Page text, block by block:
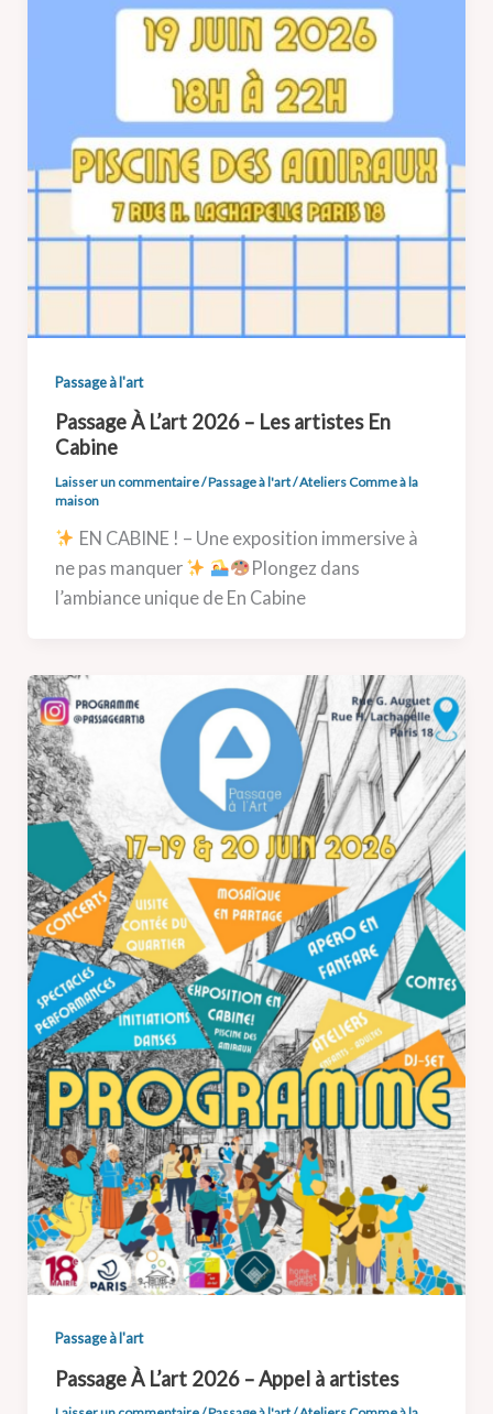
Passage à l'art
Passage À L’art 2026 – Les artistes En
Cabine
Laisser un commentaire/Passage à l'art/Ateliers Comme à la
maison
EN CABINE ! – Une exposition immersive à
ne pas manquer
Plongez dans
l’ambiance unique de En Cabine
Passage à l'art
Passage À L’art 2026 – Appel à artistes